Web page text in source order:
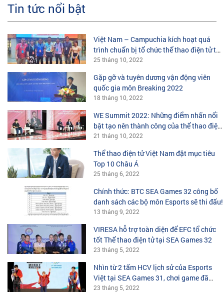
Tin tức nổi bật
Việt Nam – Campuchia kích hoạt quá
trình chuẩn bị tổ chức thể thao điện tử tại
SEA Games 32
25 tháng 10, 2022
Gặp gỡ và tuyên dương vận động viên
quốc gia môn Breaking 2022
18 tháng 10, 2022
WE Summit 2022: Những điểm nhấn nổi
bật tạo nên thành công của thể thao điện
tử Châu Á?
21 tháng 10, 2022
Thể thao điện tử Việt Nam đặt mục tiêu
Top 10 Châu Á
25 tháng 6, 2022
Chính thức: BTC SEA Games 32 công bố
danh sách các bộ môn Esports sẽ thi đấu!
13 tháng 9, 2022
VIRESA hỗ trợ toàn diện để EFC tổ chức
tốt Thể thao điện tử tại SEA Games 32
23 tháng 5, 2022
Nhìn từ 2 tấm HCV lịch sử của Esports
Việt tại SEA Games 31, chơi game đã
không còn là trò tiêu khiển vô bổ!
23 tháng 5, 2022